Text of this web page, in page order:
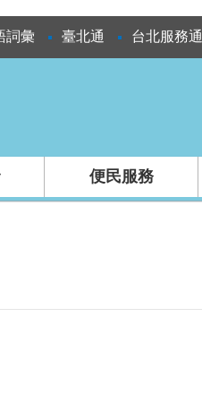
詞彙 臺北通 台北服務通
便民服務